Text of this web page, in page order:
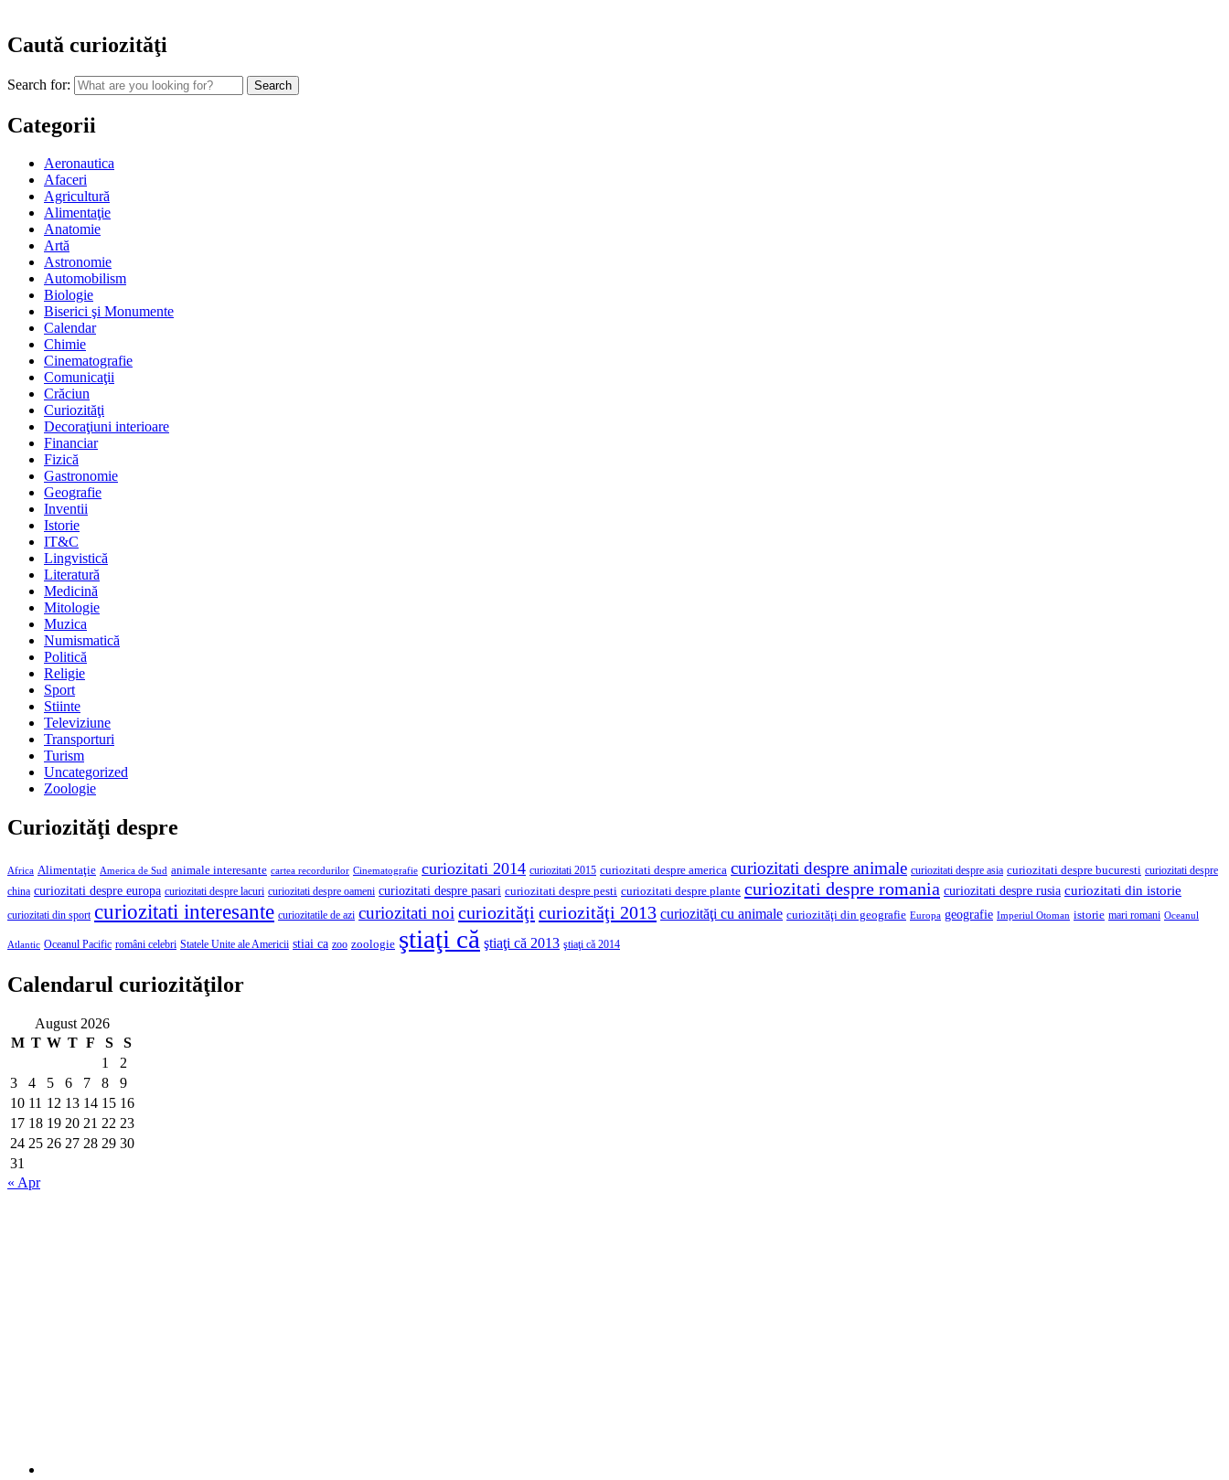
Caută curiozităţi
Search for:
Categorii
Aeronautica
Afaceri
Agricultură
Alimentaţie
Anatomie
Artă
Astronomie
Automobilism
Biologie
Biserici şi Monumente
Calendar
Chimie
Cinematografie
Comunicaţii
Crăciun
Curiozităţi
Decoraţiuni interioare
Financiar
Fizică
Gastronomie
Geografie
Inventii
Istorie
IT&C
Lingvistică
Literatură
Medicină
Mitologie
Muzica
Numismatică
Politică
Religie
Sport
Stiinte
Televiziune
Transporturi
Turism
Uncategorized
Zoologie
Curiozităţi despre
Africa Alimentaţie America de Sud animale interesante cartea recordurilor Cinematografie curiozitati 2014 curiozitati 2015 curiozitati despre america curiozitati despre animale curiozitati despre asia curiozitati despre bucuresti curiozitati despre
china curiozitati despre europa curiozitati despre lacuri curiozitati despre oameni curiozitati despre pasari curiozitati despre pesti curiozitati despre plante curiozitati despre romania curiozitati despre rusia curiozitati din istorie
curiozitati din sport curiozitati interesante curiozitatile de azi curiozitati noicuriozităţi curiozităţi 2013 curiozităţi cu animale curiozităţi din geografie Europa geografie Imperiul Otoman istorie mari romani Oceanul
Atlantic Oceanul Pacific români celebri Statele Unite ale Americii stiai ca zoo zoologie ştiaţi că ştiaţi că 2013 ştiaţi că 2014
Calendarul curiozităţilor
August 2026
M T W T F S
S
1
2
3
4 5 6 7 8
9
10 11 12 13 14 15 16
17 18 19 20 21 22 23
24 25 26 27 28 29 30
31
« Apr